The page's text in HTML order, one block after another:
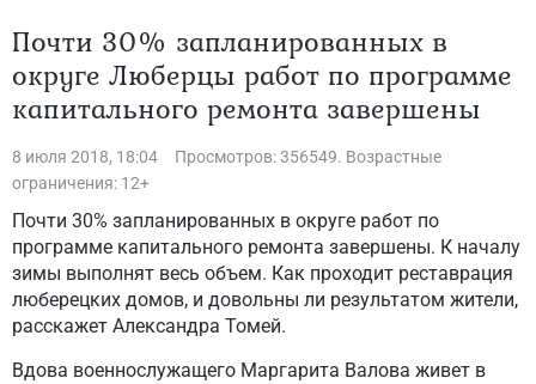
Почти 30% запланированных в
округе Люберцы работ по программе
капитального ремонта завершены
8 июля 2018, 18:04
Просмотров: 356549. Возрастные
ограничения: 12+
Почти 30% запланированных в округе работ по
программе капитального ремонта завершены. К началу
зимы выполнят весь объем. Как проходит реставрация
люберецких домов, и довольны ли результатом жители,
расскажет Александра Томей.
Вдова военнослужащего Маргарита Валова живет в